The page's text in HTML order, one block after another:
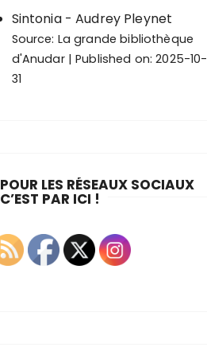
Sintonia - Audrey Pleynet
Source: La grande bibliothèque
d'Anudar
Published on: 2025-10-
31
POUR LES RÉSEAUX SOCIAUX
C’EST PAR ICI !